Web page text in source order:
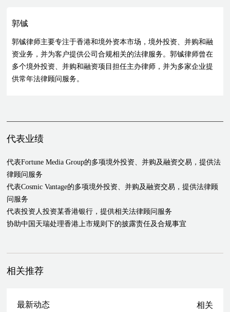
郭铖
郭铖律师主要专注于香港和境外资本市场，境外投资、并购和融
资业务，并为客户提供公司合规相关的法律服务。郭铖律师曾在
多个境外投资、并购和融资项目担任主办律师，并为多家企业提
供常年法律顾问服务。
代表业绩
代表Fortune Media Group的多项境外投资、并购及融资交易，提供法
律顾问服务
代表Cosmic Vantage的多项境外投资、并购及融资交易，提供法律顾
问服务
代表投资人投资某香港银行，提供相关法律顾问服务
协助中国天瑞处理香港上市规则下的披露责任及合规事宜
相关推荐
最新动态
相关